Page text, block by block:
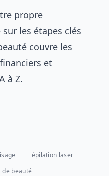
propre
sur les étapes clés
couvre les
et
à Z.
épilation laser
de beauté